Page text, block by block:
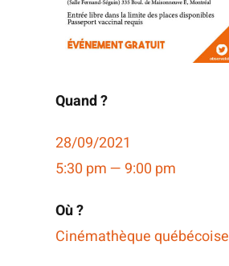
Quand ?
28/09/2021
5:30 pm — 9:00 pm
Où ?
Ciné­ma­thèque québécoise